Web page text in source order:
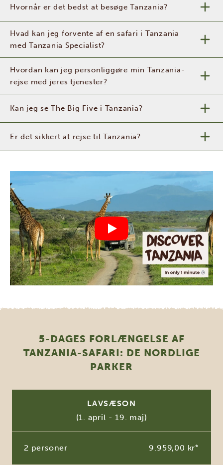
Hvornår er det bedst at besøge Tanzania?
Hvad kan jeg forvente af en safari i Tanzania
med Tanzania Specialist?
Hvordan kan jeg personliggøre min Tanzania-
rejse med jeres tjenester?
Kan jeg se The Big Five i Tanzania?
Er det sikkert at rejse til Tanzania?
5-DAGES FORLÆNGELSE AF
TANZANIA-SAFARI: DE NORDLIGE
PARKER
LAVSÆSON
(1. april - 19. maj)
2 personer 9.959,00 kr*